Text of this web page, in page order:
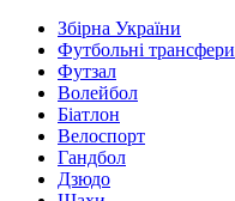
Збірна України
Футбольні трансфери
Футзал
Волейбол
Біатлон
Велоспорт
Гандбол
Дзюдо